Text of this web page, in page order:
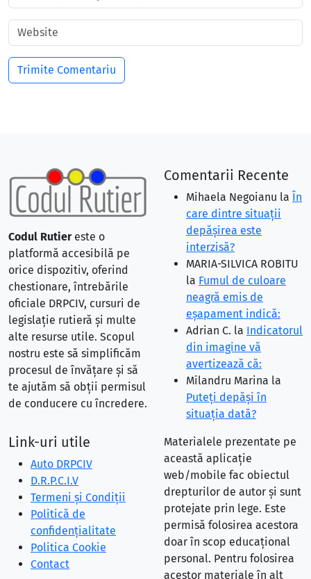
Codul Rutiereste o
platformă accesibilă pe
orice dispozitiv, oferind
chestionare, întrebările
oficiale DRPCIV, cursuri de
legislație rutieră și multe
alte resurse utile. Scopul
nostru este să simplificăm
procesul de învățare și să
te ajutăm să obții permisul
de conducere cu încredere.
Comentarii Recente
Mihaela Negoianu la În
care dintre situaţii
depăşirea este
interzisă?
MARIA-SILVICA ROBITU
la Fumul de culoare
neagră emis de
eşapament indică:
Adrian C. la Indicatorul
din imagine vă
avertizează că:
Milandru Marina la
Puteţi depăşi în
situaţia dată?
Link-uri utile
Auto DRPCIV
D.R.P.C.I.V
Termeni și Condiții
Politică de
confidențialitate
Politica Cookie
Contact
Materialele prezentate pe
această aplicație
web/mobile fac obiectul
drepturilor de autor și sunt
protejate prin lege. Este
permisă folosirea acestora
doar în scop educațional
personal. Pentru folosirea
acestor materiale în alt